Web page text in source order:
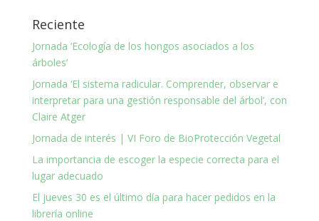
Reciente
Jornada ‘Ecología de los hongos asociados a los
árboles’
Jornada ‘El sistema radicular. Comprender, observar e
interpretar para una gestión responsable del árbol’, con
Claire Atger
Jornada de interés | VI Foro de BioProtección Vegetal
La importancia de escoger la especie correcta para el
lugar adecuado
El jueves 30 es el último día para hacer pedidos en la
librería online